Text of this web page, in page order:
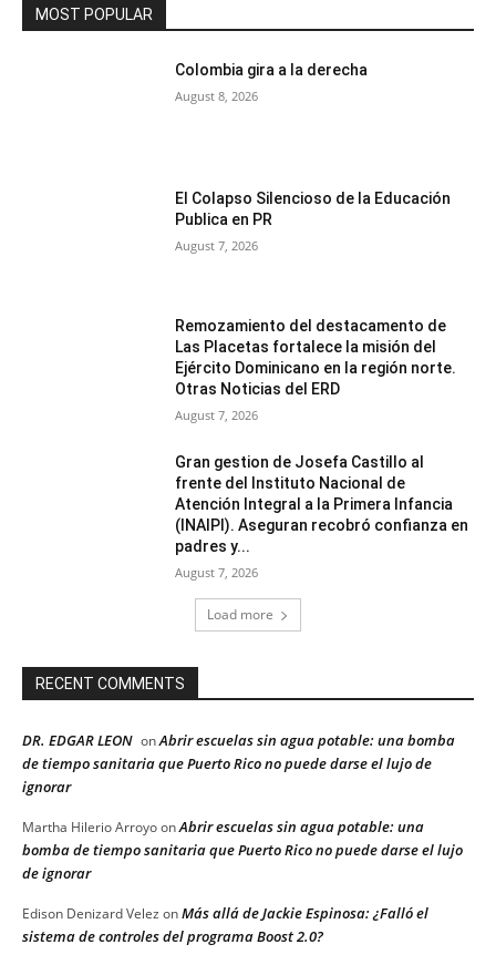
MOST POPULAR
Colombia gira a la derecha
August 8, 2026
El Colapso Silencioso de la Educación
Publica en PR
August 7, 2026
Remozamiento del destacamento de
Las Placetas fortalece la misión del
Ejército Dominicano en la región norte.
Otras Noticias del ERD
August 7, 2026
Gran gestion de Josefa Castillo al
frente del Instituto Nacional de
Atención Integral a la Primera Infancia
(INAIPI). Aseguran recobró confianza en
padres y...
August 7, 2026
Load more
RECENT COMMENTS
DR. EDGAR LEON onAbrir escuelas sin agua potable: una bomba
de tiempo sanitaria que Puerto Rico no puede darse el lujo de
ignorar
Martha Hilerio ArroyoonAbrir escuelas sin agua potable: una
bomba de tiempo sanitaria que Puerto Rico no puede darse el lujo
de ignorar
Edison Denizard Velez onMás allá de Jackie Espinosa: ¿Falló el
sistema de controles del programa Boost 2.0?